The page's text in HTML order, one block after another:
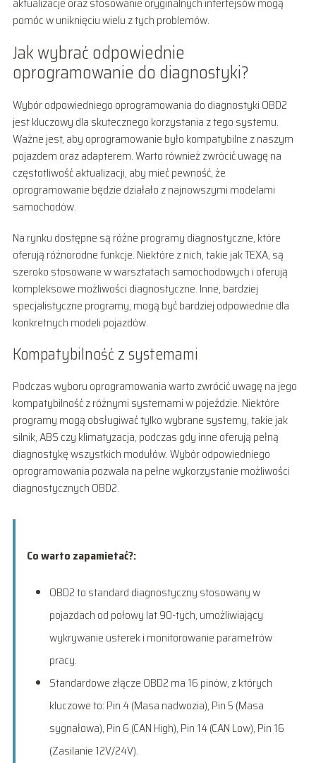
pomóc w uniknięciu wielu z tych problemów.
Jak wybrać odpowiednie
oprogramowanie do diagnostyki?
Wybór odpowiedniego oprogramowania do diagnostyki OBD2
jest kluczowy dla skutecznego korzystania z tego systemu.
Ważne jest, aby oprogramowanie było kompatybilne z naszym
pojazdem oraz adapterem. Warto również zwrócić uwagę na
częstotliwość aktualizacji, aby mieć pewność, że
oprogramowanie będzie działało z najnowszymi modelami
samochodów.
Na rynku dostępne są różne programy diagnostyczne, które
oferują różnorodne funkcje. Niektóre z nich, takie jak TEXA, są
szeroko stosowane w warsztatach samochodowych i oferują
kompleksowe możliwości diagnostyczne. Inne, bardziej
specjalistyczne programy, mogą być bardziej odpowiednie dla
konkretnych modeli pojazdów.
Kompatybilność z systemami
Podczas wyboru oprogramowania warto zwrócić uwagę na jego
kompatybilność z różnymi systemami w pojeździe. Niektóre
programy mogą obsługiwać tylko wybrane systemy, takie jak
silnik, ABS czy klimatyzacja, podczas gdy inne oferują pełną
diagnostykę wszystkich modułów. Wybór odpowiedniego
oprogramowania pozwala na pełne wykorzystanie możliwości
diagnostycznych OBD2.
Co warto zapamietać?:
OBD2 to standard diagnostyczny stosowany w
pojazdach od połowy lat 90-tych, umożliwiający
wykrywanie usterek i monitorowanie parametrów
pracy.
Standardowe złącze OBD2 ma 16 pinów, z których
kluczowe to: Pin 4 (Masa nadwozia), Pin 5 (Masa
sygnałowa), Pin 6 (CAN High), Pin 14 (CAN Low), Pin 16
(Zasilanie 12V/24V).